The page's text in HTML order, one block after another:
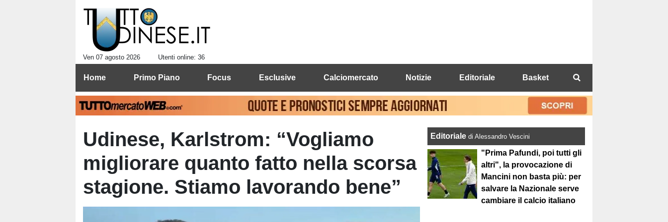
Ven 07 agosto 2026 Utenti online: 36
Home Primo Piano Focus Esclusive Calciomercato Notizie Editoriale Basket
Udinese, Karlstrom: “Vogliamo
migliorare quanto fatto nella scorsa
stagione. Stiamo lavorando bene”
Editorialedi Alessandro Vescini
"Prima Pafundi, poi tutti gli
altri", la provocazione di
Mancini non basta più: per
salvare la Nazionale serve
cambiare il calcio italiano